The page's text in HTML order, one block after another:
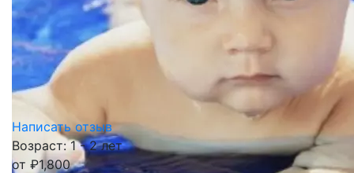
Написать отзыв
Возраст: 1 - 2 лет
от ₽1,800